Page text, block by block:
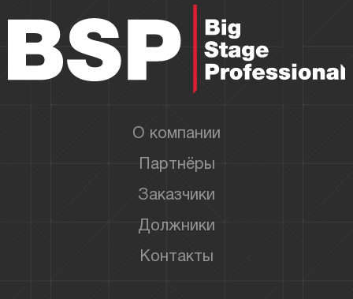
О компании
Партнёры
Заказчики
Должники
Контакты